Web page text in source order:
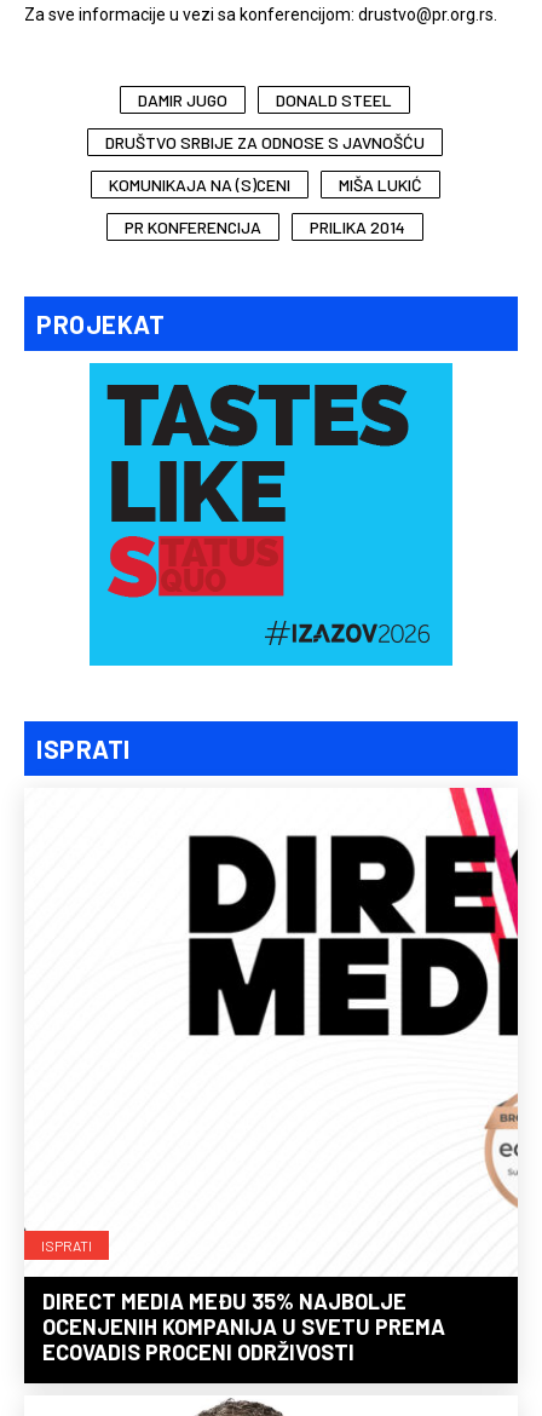
PROJEKAT
ISPRATI
ISPRATI
DIRECT MEDIA MEĐU 35% NAJBOLJE
OCENJENIH KOMPANIJA U SVETU PREMA
ECOVADIS PROCENI ODRŽIVOSTI
Za sve informacije u vezi sa konferencijom: drustvo@pr.org.rs.
DAMIR JUGO DONALD STEEL
DRUŠTVO SRBIJE ZA ODNOSE S JAVNOŠĆU
KOMUNIKAJA NA (S)CENI MIŠA LUKIĆ
PR KONFERENCIJA PRILIKA 2014